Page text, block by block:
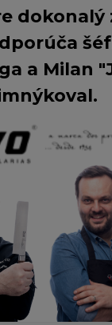
dokonalý
a Milan